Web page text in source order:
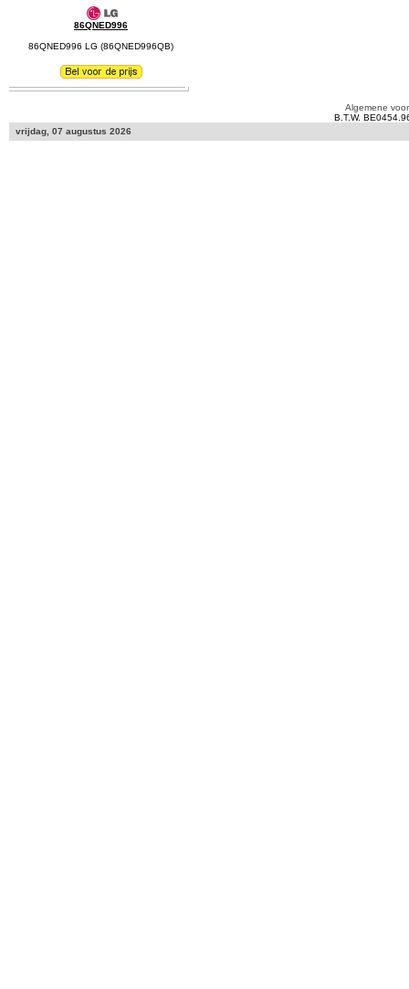
86QNED996
86QNED996 LG (86QNED996QB)
Algemene
B.T.W.
vrijdag, 07 augustus 2026